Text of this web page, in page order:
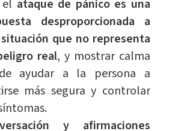
ataque de pánico es una
desproporcionada a
que no representa
real, y mostrar calma
ayudar a la persona a
más segura y controlar
y afirmaciones